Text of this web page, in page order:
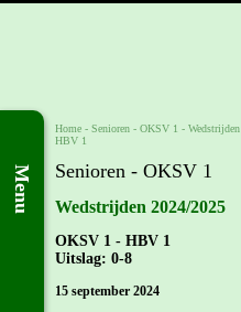
Menu
Home - Senioren - OKSV 1 - Wedstrijden
HBV 1
Senioren - OKSV 1
Wedstrijden 2024/2025
OKSV 1 - HBV 1
Uitslag: 0-8
15 september 2024